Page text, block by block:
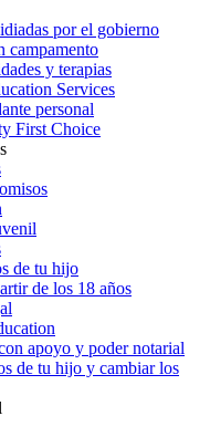
por el gobierno
campamento
y terapias
Services
personal
First Choice
de tu hijo
de los 18 años
apoyo y poder notarial
de tu hijo y cambiar los